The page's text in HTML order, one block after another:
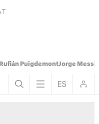
Rufián PuigdemontJorge Messi